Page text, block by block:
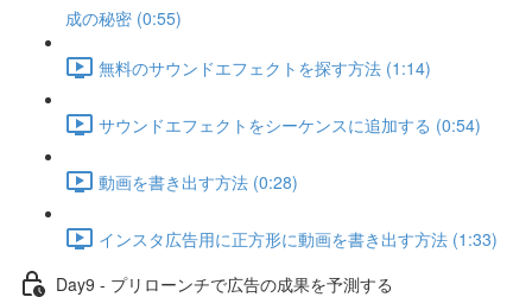
成の秘密 (0:55)
無料のサウンドエフェクトを探す方法 (1:14)
サウンドエフェクトをシーケンスに追加する (0:54)
動画を書き出す方法 (0:28)
インスタ広告用に正方形に動画を書き出す方法 (1:33)
Day9 - プリローンチで広告の成果を予測する